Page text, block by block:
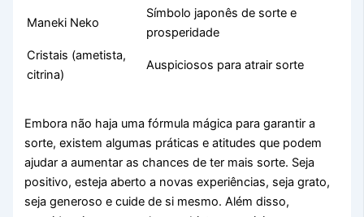
Maneki Neko
Símbolo japonês de sorte e
prosperidade
Cristais (ametista,
citrina)
Auspiciosos para atrair sorte
Embora não haja uma fórmula mágica para garantir a
sorte, existem algumas práticas e atitudes que podem
ajudar a aumentar as chances de ter mais sorte. Seja
positivo, esteja aberto a novas experiências, seja grato,
seja generoso e cuide de si mesmo. Além disso,